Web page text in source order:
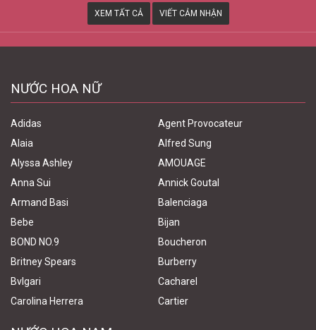
XEM TẤT CẢ VIẾT CẢM NHẬN
NƯỚC HOA NỮ
Adidas
Agent Provocateur
Alaia
Alfred Sung
Alyssa Ashley
AMOUAGE
Anna Sui
Annick Goutal
Armand Basi
Balenciaga
Bebe
Bijan
BOND NO.9
Boucheron
Britney Spears
Burberry
Bvlgari
Cacharel
Carolina Herrera
Cartier